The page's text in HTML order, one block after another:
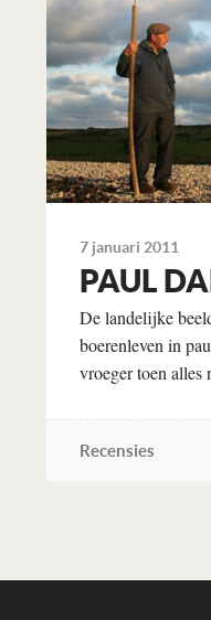
7 januari 2011
PAUL
De landelijke
boerenleven in
vroeger toen alles
Recensies